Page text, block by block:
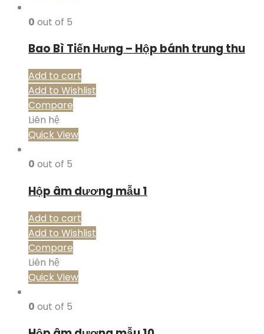
0 out of 5
Bao Bì Tiến Hưng – Hộp bánh trung thu
Add to cart
Add to Wishlist
Compare
Liên hệ
Quick View
0 out of 5
Hộp âm dương mẫu 1
Add to cart
Add to Wishlist
Compare
Liên hệ
Quick View
0 out of 5